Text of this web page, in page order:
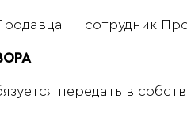
— сотрудник
передать в